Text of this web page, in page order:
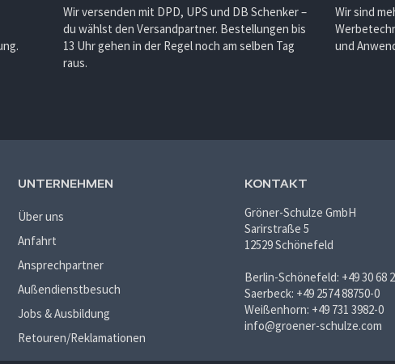
Wir versenden mit DPD, UPS und DB Schenker –
du wählst den Versandpartner. Bestellungen bis
13 Uhr gehen in der Regel noch am selben Tag
raus.
Wir sind
und
UNTERNEHMEN
Über uns
Anfahrt
Ansprechpartner
Außendienstbesuch
Jobs & Ausbildung
Retouren/Reklamationen
KONTAKT
Gröner-Schulze GmbH
Sarirstraße 5
12529 Schönefeld
Berlin-Schönefeld: +49 30 68
Saerbeck: +49 2574 88750-0
Weißenhorn: +49 731 3982-0
info@groener-schulze.com